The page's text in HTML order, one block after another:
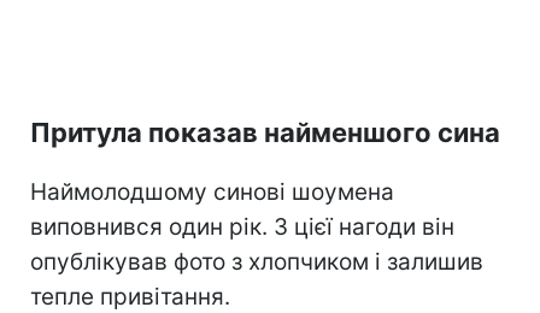
Притула показав найменшого сина
Наймолодшому синові шоумена
виповнився один рік. З цієї нагоди він
опублікував фото з хлопчиком і залишив
тепле привітання.